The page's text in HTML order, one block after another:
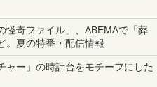
怪奇ファイル」、ABEMAで「葬
。夏の特番・配信情報
ャー」の時計台をモチーフにした